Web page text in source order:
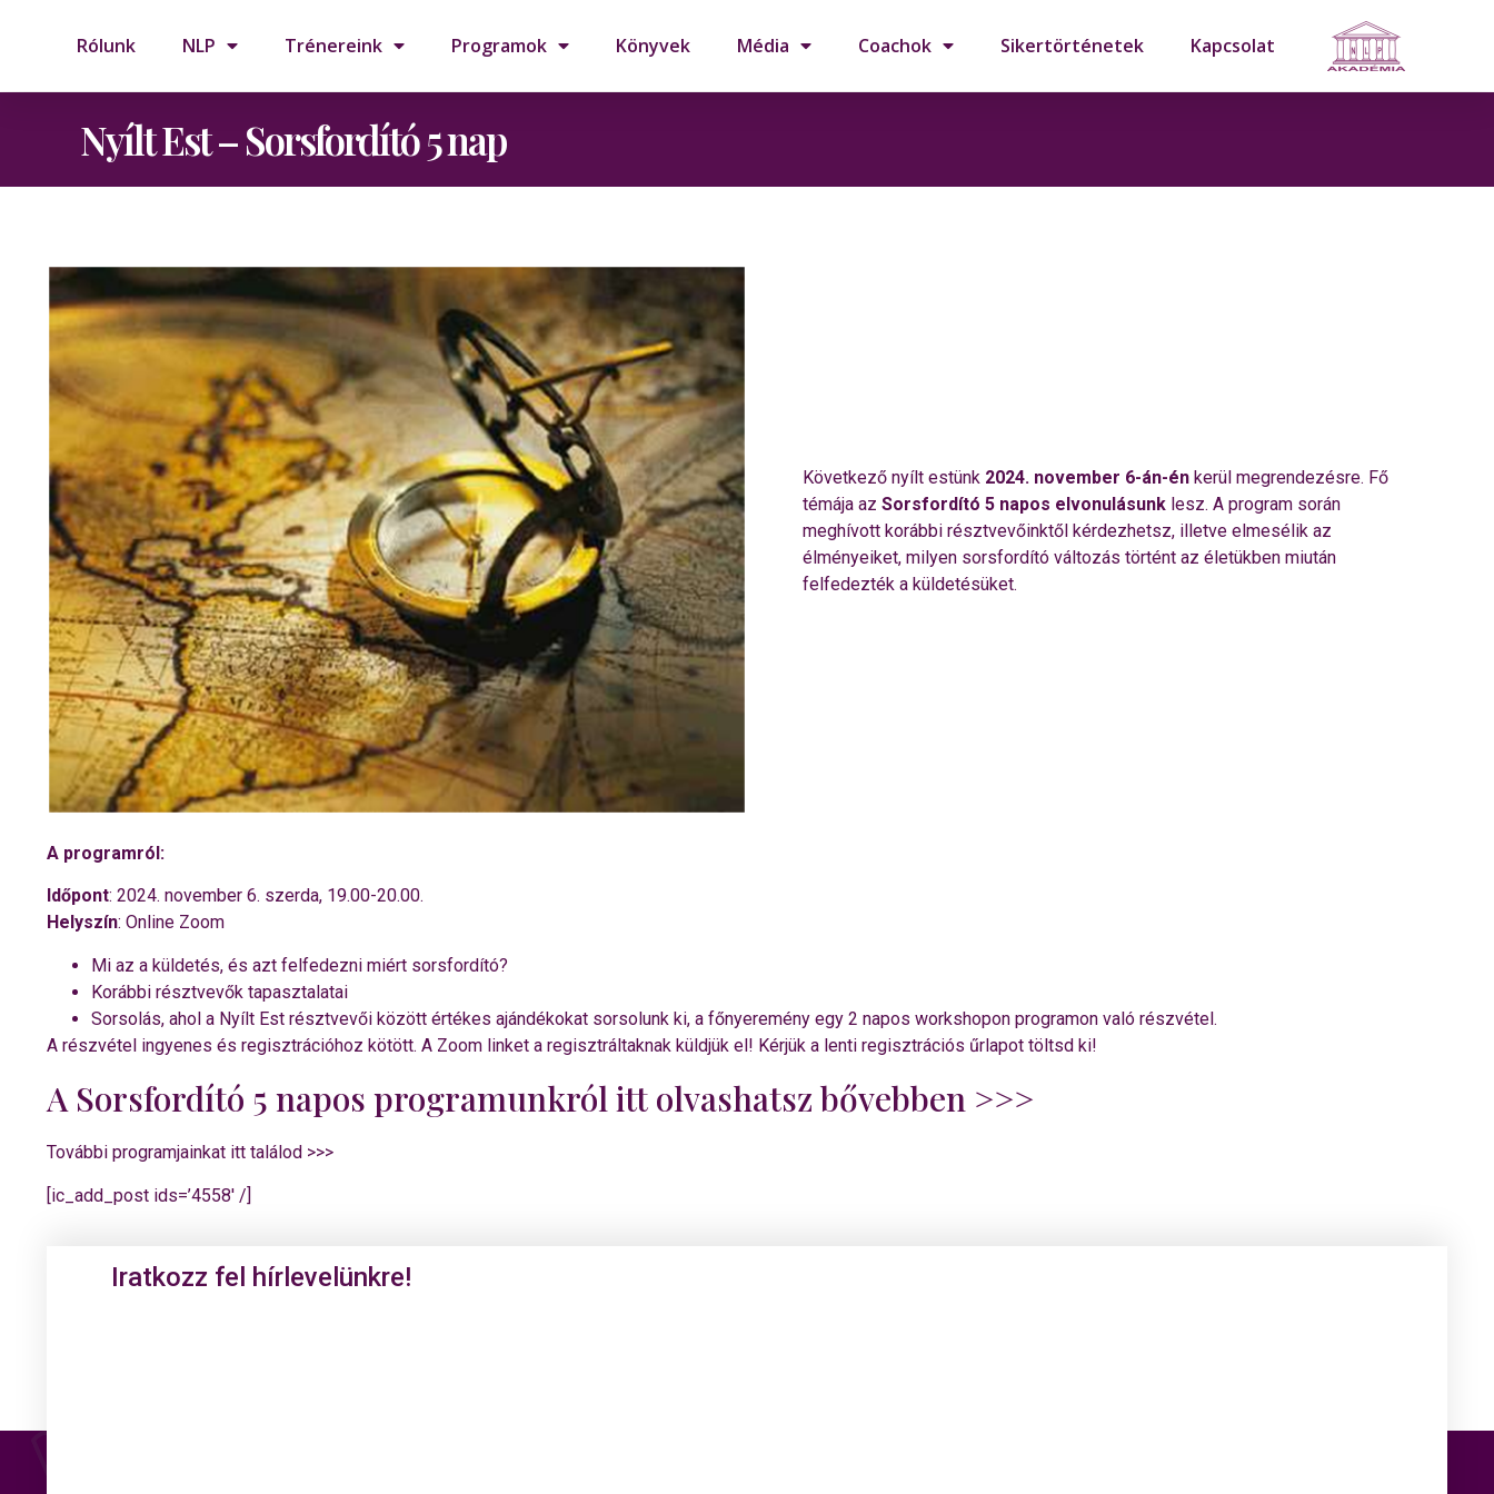
Rólunk NLP Trénereink Programok Könyvek Média Coachok Sikertörténetek Kapcsolat
Nyílt Est – Sorsfordító 5 nap
Következő nyílt estünk 2024. november 6-án-én kerül megrendezésre. Fő
témája azSorsfordító 5 napos elvonulásunk lesz. A program során
meghívott korábbi résztvevőinktől kérdezhetsz, illetve elmesélik az
élményeiket, milyen sorsfordító változás történt az életükben miután
felfedezték a küldetésüket.
A programról:
Időpont: 2024. november 6. szerda, 19.00-20.00.
Helyszín: Online Zoom
Mi az a küldetés, és azt felfedezni miért sorsfordító?
Korábbi résztvevők tapasztalatai
Sorsolás, ahol a Nyílt Est résztvevői között értékes ajándékokat sorsolunk ki, a főnyeremény egy 2 napos workshopon programon való részvétel.
A részvétel ingyenes és regisztrációhoz kötött. A Zoom linket a regisztráltaknak küldjük el! Kérjük a lenti regisztrációs űrlapot töltsd ki!
A Sorsfordító 5 napos programunkról itt olvashatsz bővebben >>>
További programjainkat itt találod >>>
[ic_add_post ids=’4558′ /]
Iratkozz fel hírlevelünkre!